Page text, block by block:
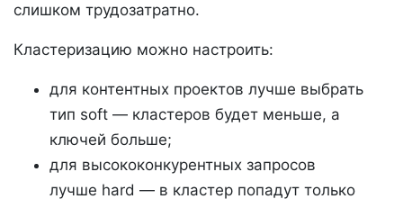
слишком трудозатратно.
Кластеризацию можно настроить:
для контентных проектов лучше выбрать
тип soft — кластеров будет меньше, а
ключей больше;
для высококонкурентных запросов
лучше hard — в кластер попадут только